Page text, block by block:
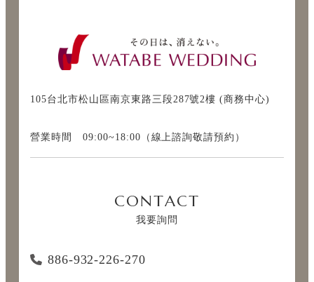
105台北市松山區南京東路三段287號2樓 (商務中心)
營業時間 09:00~18:00（線上諮詢敬請預約）
CONTACT
我要詢問
886-932-226-270